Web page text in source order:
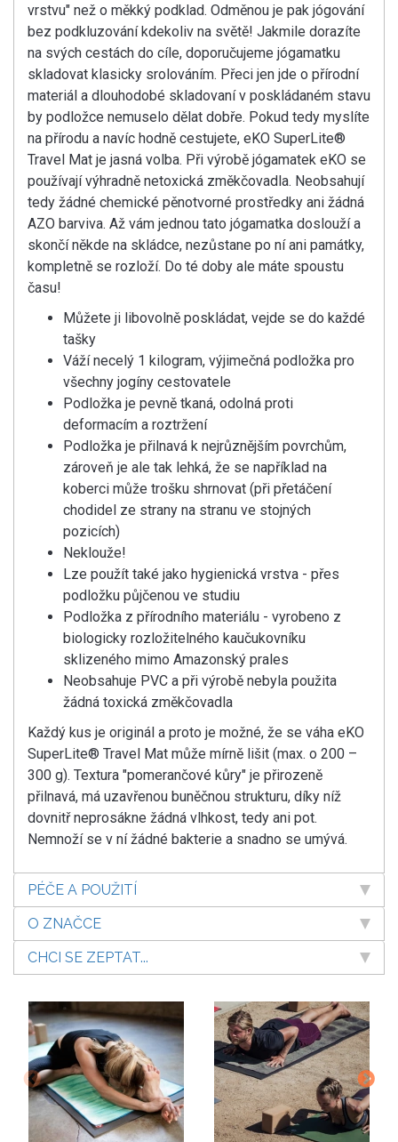
vrstvu" než o měkký podklad. Odměnou je pak jógování
bez podkluzování kdekoliv na světě! Jakmile dorazíte
na svých cestách do cíle, doporučujeme jógamatku
skladovat klasicky srolováním. Přeci jen jde o přírodní
materiál a dlouhodobé skladovaní v poskládaném stavu
by podložce nemuselo dělat dobře. Pokud tedy myslíte
na přírodu a navíc hodně cestujete, eKO SuperLite®
Travel Mat je jasná volba. Při výrobě jógamatek eKO se
používají výhradně netoxická změkčovadla. Neobsahují
tedy žádné chemické pěnotvorné prostředky ani žádná
AZO barviva. Až vám jednou tato jógamatka doslouží a
skončí někde na skládce, nezůstane po ní ani památky,
kompletně se rozloží. Do té doby ale máte spoustu
času!
Můžete ji libovolně poskládat, vejde se do každé
tašky
Váží necelý 1 kilogram, výjimečná podložka pro
všechny jogíny cestovatele
Podložka je pevně tkaná, odolná proti
deformacím a roztržení
Podložka je přilnavá k nejrůznějším povrchům,
zároveň je ale tak lehká, že se například na
koberci může trošku shrnovat (při přetáčení
chodidel ze strany na stranu ve stojných
pozicích)
Neklouže!
Lze použít také jako hygienická vrstva - přes
podložku půjčenou ve studiu
Podložka z přírodního materiálu - vyrobeno z
biologicky rozložitelného kaučukovníku
sklizeného mimo Amazonský prales
Neobsahuje PVC a při výrobě nebyla použita
žádná toxická změkčovadla
Každý kus je originál a proto je možné, že se váha eKO
SuperLite® Travel Mat může mírně lišit (max. o 200 –
300 g). Textura "pomerančové kůry" je přirozeně
přilnavá, má uzavřenou buněčnou strukturu, díky níž
dovnitř neprosákne žádná vlhkost, tedy ani pot.
Nemnoží se v ní žádné bakterie a snadno se umývá.
PÉČE A POUŽITÍ
O ZNAČCE
CHCI SE ZEPTAT...